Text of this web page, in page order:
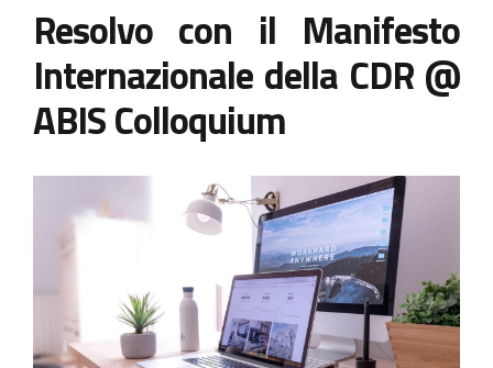
Resolvo con il Manifesto
Internazionale della CDR @
ABIS Colloquium